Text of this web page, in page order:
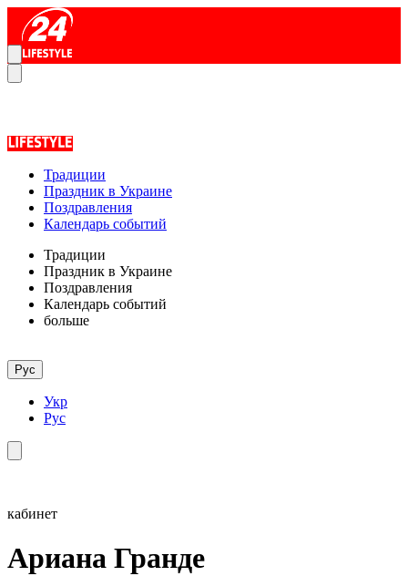
Традиции
Праздник в Украине
Поздравления
Календарь событий
Традиции
Праздник в Украине
Поздравления
Календарь событий
больше
Рус
Укр
Рус
кабинет
Ариана Гранде